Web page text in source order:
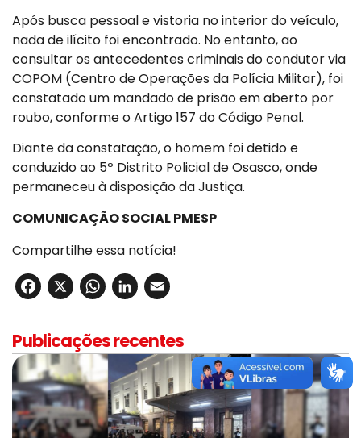
Após busca pessoal e vistoria no interior do veículo,
nada de ilícito foi encontrado. No entanto, ao
consultar os antecedentes criminais do condutor via
COPOM (Centro de Operações da Polícia Militar), foi
constatado um mandado de prisão em aberto por
roubo, conforme o Artigo 157 do Código Penal.
Diante da constatação, o homem foi detido e
conduzido ao 5º Distrito Policial de Osasco, onde
permaneceu à disposição da Justiça.
COMUNICAÇÃO SOCIAL PMESP
Compartilhe essa notícia!
Facebook
X WhatsApp
LinkedIn
Publicações recentes